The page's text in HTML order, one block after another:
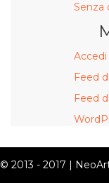
Senza
Accedi
Feed
Feed
© 2013 - 2017 |